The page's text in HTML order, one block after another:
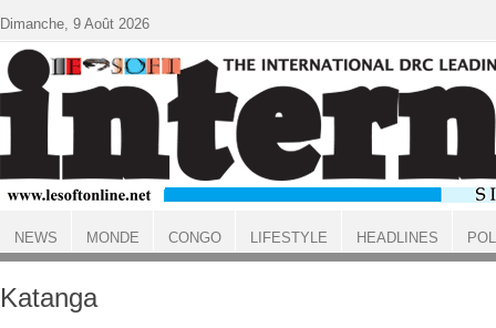
ACCUEIL
Katanga
Dimanche, 9 Août 2026
NEWS MONDE CONGO LIFESTYLE HEADLINES